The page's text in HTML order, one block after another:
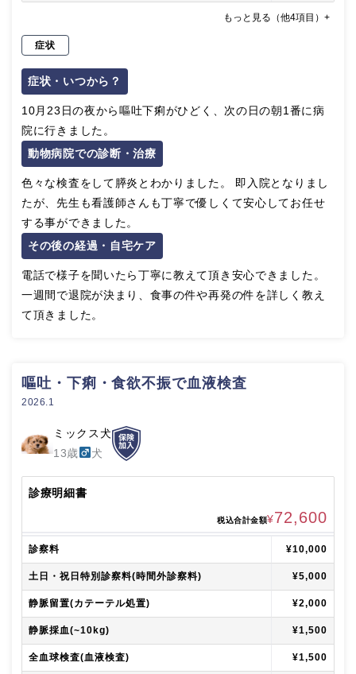
もっと見る（他4項目）+
症状
症状・いつから？
10月23日の夜から嘔吐下痢がひどく、次の日の朝1番に病
院に行きました。
動物病院での診断・治療
色々な検査をして膵炎とわかりました。 即入院となりまし
たが、先生も看護師さんも丁寧で優しくて安心してお任せ
する事ができました。
その後の経過・自宅ケア
電話で様子を聞いたら丁寧に教えて頂き安心できました。
一週間で退院が決まり、食事の件や再発の件を詳しく教え
て頂きました。
嘔吐・下痢・食欲不振で血液検査
2026.1
ミックス犬
13歳
犬
診療明細書
税込合計金額¥72,600
診察料 ¥10,000
土日・祝日特別診察料(時間外診察料) ¥5,000
静脈留置(カテーテル処置) ¥2,000
静脈採血(~10kg) ¥1,500
全血球検査(血液検査) ¥1,500